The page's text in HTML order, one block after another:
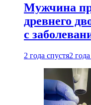
Мужчина
древнего
с
2 года спустя2